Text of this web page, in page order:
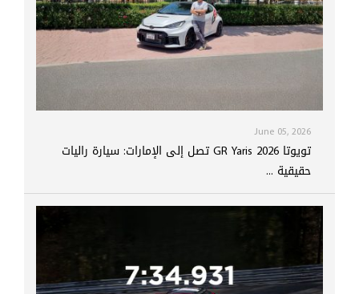
June 05, 2026
تويوتا GR Yaris 2026 تصل إلى الإمارات: سيارة راليات
حقيقية ...